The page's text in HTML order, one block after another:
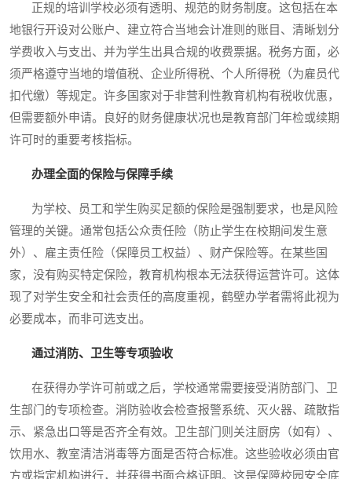
正规的培训学校必须有透明、规范的财务制度。这包括在本
地银行开设对公账户、建立符合当地会计准则的账目、清晰划分
学费收入与支出、并为学生出具合规的收费票据。税务方面，必
须严格遵守当地的增值税、企业所得税、个人所得税（为雇员代
扣代缴）等规定。许多国家对于非营利性教育机构有税收优惠，
但需要额外申请。良好的财务健康状况也是教育部门年检或续期
许可时的重要考核指标。
办理全面的保险与保障手续
为学校、员工和学生购买足额的保险是强制要求，也是风险
管理的关键。通常包括公众责任险（防止学生在校期间发生意
外）、雇主责任险（保障员工权益）、财产保险等。在某些国
家，没有购买特定保险，教育机构根本无法获得运营许可。这体
现了对学生安全和社会责任的高度重视，鹤壁办学者需将此视为
必要成本，而非可选支出。
通过消防、卫生等专项验收
在获得办学许可前或之后，学校通常需要接受消防部门、卫
生部门的专项检查。消防验收会检查报警系统、灭火器、疏散指
示、紧急出口等是否齐全有效。卫生部门则关注厨房（如有）、
饮用水、教室清洁消毒等方面是否符合标准。这些验收必须由官
方或指定机构进行，并获得书面合格证明。这是保障校园安全底